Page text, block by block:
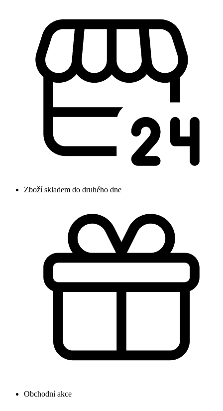
Zboží skladem do druhého dne
Obchodní akce